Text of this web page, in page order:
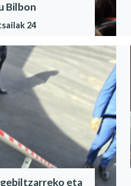
Bilbon
24
eta